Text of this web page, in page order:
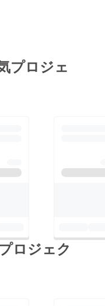
プロジェ
ロジェク